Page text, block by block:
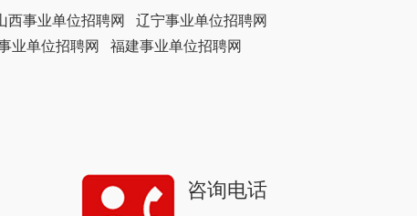
西事业单位招聘网 辽宁事业单位招聘网
业单位招聘网 福建事业单位招聘网
咨询电话